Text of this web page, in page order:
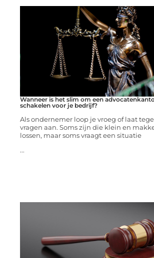
Wanneer is het slim om een
schakelen voor je bedrijf?
Als ondernemer loop je vroeg of laat
vragen aan. Soms zijn die klein en
lossen, maar soms vraagt een situatie
...